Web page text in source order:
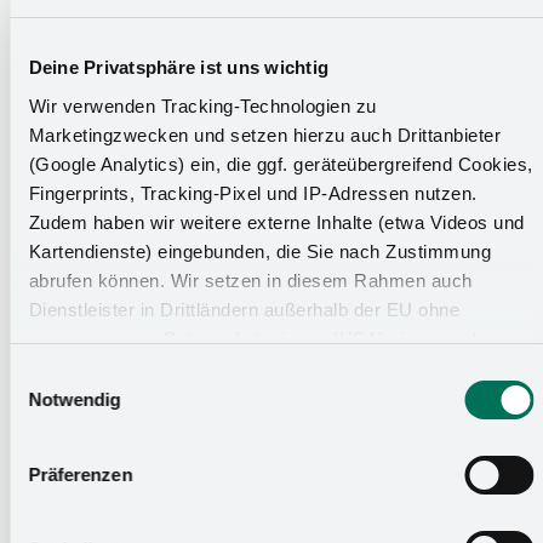
Deine Privatsphäre ist uns wichtig
Wir verwenden Tracking-Technologien zu
Marketingzwecken und setzen hierzu auch Drittanbieter
(Google Analytics) ein, die ggf. geräteübergreifend Cookies,
Fingerprints, Tracking-Pixel und IP-Adressen nutzen.
Zudem haben wir weitere externe Inhalte (etwa Videos und
Kartendienste) eingebunden, die Sie nach Zustimmung
abrufen können. Wir setzen in diesem Rahmen auch
Dienstleister in Drittländern außerhalb der EU ohne
angemessenes Datenschutzniveau (USA) ein, was das
Sicherheits- und Überwachungszwecken zugreifen, ohne
dass Sie hierüber informiert werden oder Rechtsmittel
einlegen können. Mit Ihrer Einstellung willigen Sie in die
oben beschriebenen Vorgänge ein. Sie können die
Notwendig
Präferenzen
Ausbildung zum
Verfahrensmechaniker –
Beschichtungstechnik (m/w/d)
Der Ausbildungscheck für
dein perfektes Match:
Egal ob in der Schule oder deinem Alltag – dich
begeistern chemische Reaktionen und physikalische
Perfekt! Sowohl in der Berufsschule, als auch in
der Berufspraxis erwarten dich in der Ausbildung zum
fächerübergreifende naturwissenschaftliche Lerninhalte.